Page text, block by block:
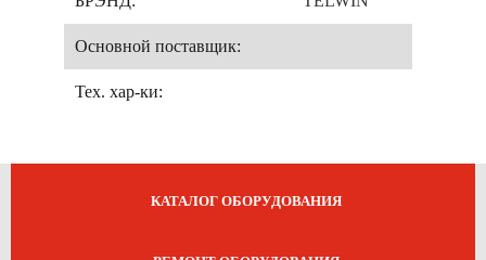
Основной поставщик:
Тех. хар-ки:
КАТАЛОГ ОБОРУДОВАНИЯ